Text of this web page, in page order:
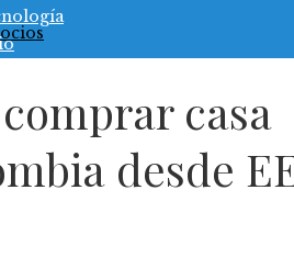
casa
desde